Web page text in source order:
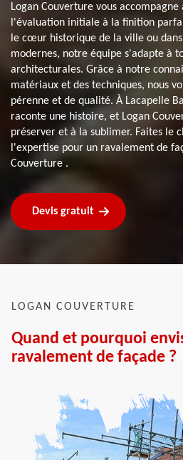
Logan Couverture vous
l'évaluation initiale à la finition
le cœur historique de la ville ou
modernes, notre équipe s'adapte à
architecturales. Grâce à notre
matériaux et des techniques, nous
pérenne et de qualité. À Lacapelle
raconte une histoire, et Logan
préserver et à la sublimer. Faites le
l'expertise pour un ravalement de
Couverture .
Devis gratuit
LOGAN COUVERTURE
Quand et pourquoi
ravalement de façade ?